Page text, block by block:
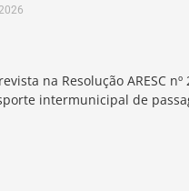
na Resolução ARESC
intermunicipal de